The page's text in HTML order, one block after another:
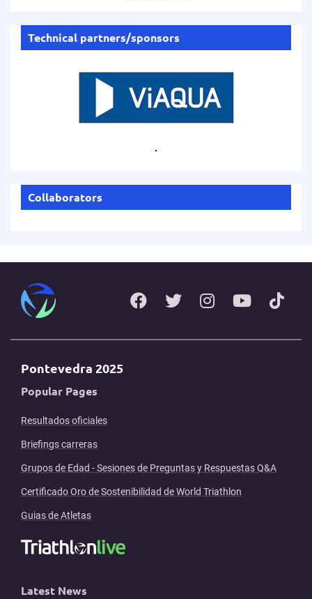
Technical partners/sponsors
.
Collaborators
Pontevedra 2025
Popular Pages
Resultados oficiales
Briefings carreras
Grupos de Edad - Sesiones de Preguntas y Respuestas Q&A
Certificado Oro de Sostenibilidad de World Triathlon
Guias de Atletas
Latest News